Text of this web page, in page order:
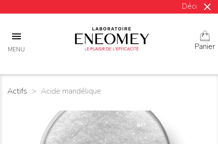
Découvrez
close

MENU Panier
Actifs Acide mandélique